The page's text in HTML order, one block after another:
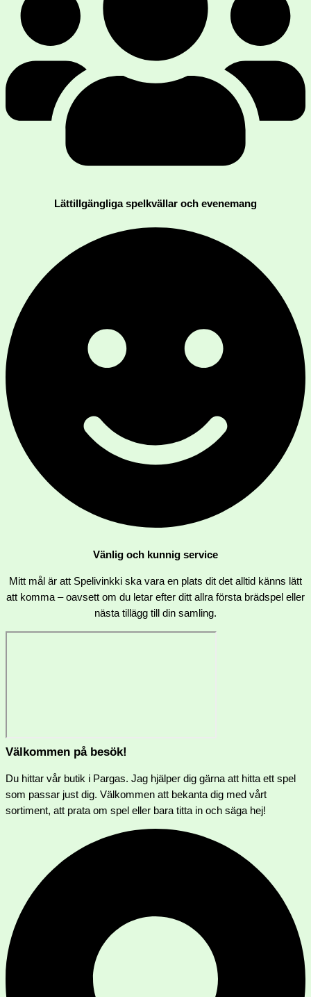
Lättillgängliga spelkvällar och evenemang
Vänlig och kunnig service
Mitt mål är att Spelivinkki ska vara en plats dit det alltid känns lätt
att komma –oavsett om du letar efter ditt allra första brädspel eller
nästa tillägg till din samling.
Välkommen på besök!
Du hittar vår butik i Pargas. Jag hjälper dig gärna att hitta ett spel
som passar just dig. Välkommen att bekanta dig med vårt
sortiment, att prata om spel eller bara titta in och säga hej!